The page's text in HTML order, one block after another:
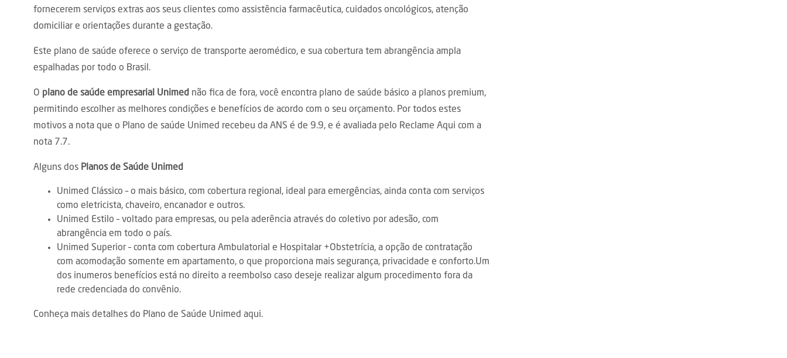
fornecerem serviços extras aos seus clientes como assistência farmacêutica, cuidados oncológicos, atenção
domiciliar e orientações durante a gestação.
Este plano de saúde oferece o serviço de transporte aeromédico, e sua cobertura tem abrangência ampla
espalhadas por todo o Brasil.
O plano de saúde empresarial Unimed não fica de fora, você encontra plano de saúde básico a planos premium,
permitindo escolher as melhores condições e benefícios de acordo com o seu orçamento. Por todos estes
motivos a nota que o Plano de saúde Unimed recebeu da ANS é de 9.9, e é avaliada pelo Reclame Aqui com a
nota 7.7.
Alguns dos Planos de Saúde Unimed
Unimed Clássico – o mais básico, com cobertura regional, ideal para emergências, ainda conta com serviços
como eletricista, chaveiro, encanador e outros.
Unimed Estilo – voltado para empresas, ou pela aderência através do coletivo por adesão, com
abrangência em todo o país.
Unimed Superior – conta com cobertura Ambulatorial e Hospitalar +Obstetrícia, a opção de contratação
com acomodação somente em apartamento, o que proporciona mais segurança, privacidade e conforto.Um
dos inumeros benefícios está no direito a reembolso caso deseje realizar algum procedimento fora da
rede credenciada do convênio.
Conheça mais detalhes do Plano de Saúde Unimed aqui.